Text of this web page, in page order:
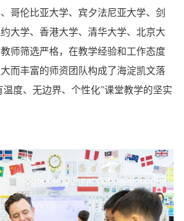
哥伦比亚大学、宾夕法尼亚大学、剑
大学、香港大学、清华大学、北京大
师筛选严格，在教学经验和工作态度
而丰富的师资团队构成了海淀凯文落
温度、无边界、个性化”课堂教学的坚实